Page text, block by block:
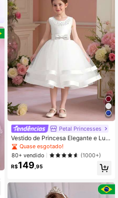
Petal Princesses
Vestido de Princesa Elegante e Lux
uoso com Laço, Tule e Cetim Bufan
te para Meninas Jovens, Adequado
para Festa, Tiara Não Incluída
Quase esgotado!
80+ vendido
(1000+)
R$149 ,95